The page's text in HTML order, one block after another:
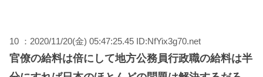
10 ：2020/11/20(金) 05:47:25.45 ID:NfYix3g70.net
官僚の給料は倍にして地方公務員行政職の給料は半